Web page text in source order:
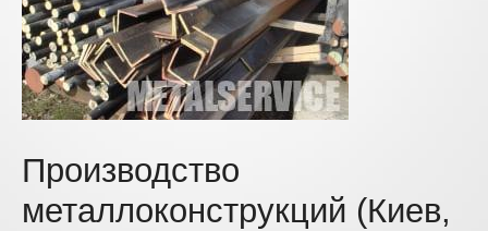
Производство
металлоконструкций (Киев,